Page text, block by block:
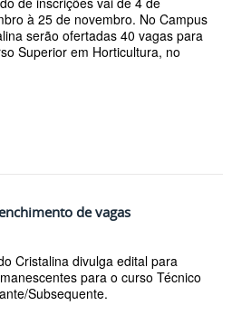
à 25 de novembro. No Campus
serão ofertadas 40 vagas para
Superior em Horticultura, no
de vagas
Cristalina divulga edital para
para o curso Técnico
Subsequente.